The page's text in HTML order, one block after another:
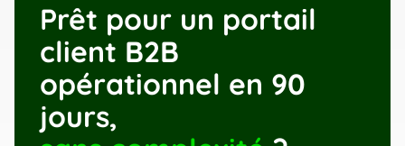
Prêt pour un portail
client B2B
opérationnel en 90
jours,